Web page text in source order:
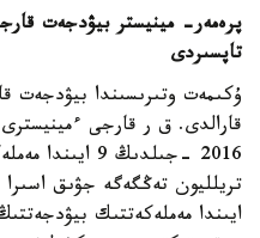
پرەمەر- مينيستر بيۋدجەت
تاپسىردى
ۇكىمەت وتىرىسىندا بيۋدجەت
قارالدى. ق ر قارجى ءمينيسترى
ايىندا مەملەكەتتىك